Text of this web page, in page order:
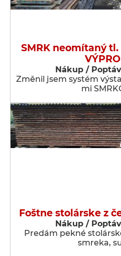
SMRK neomítaný tl.
Nákup /
Změnil jsem systém
mi
Foštne stolárske z
Nákup /
Predám pekné
smreka,